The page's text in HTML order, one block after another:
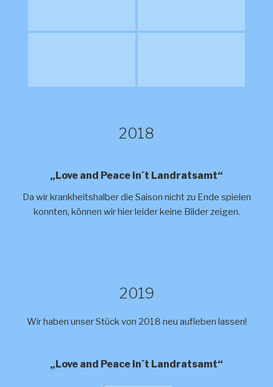
2018
„Love and Peace in´t Landratsamt“
Da wir krankheitshalber die Saison nicht zu Ende spielen
konnten, können wir hier leider keine Bilder zeigen.
2019
Wir haben unser Stück von 2018 neu aufleben lassen!
„Love and Peace in´t Landratsamt“